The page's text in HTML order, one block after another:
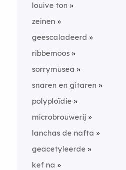
louive ton
zeinen
geescaladeerd
ribbemoos
sorrymusea
snaren en gitaren
polyploïdie
microbrouwerij
lanchas de nafta
geacetyleerde
kef na